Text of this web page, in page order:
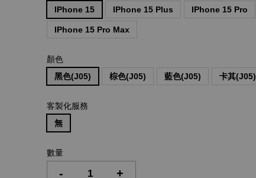
IPhone 15
IPhone 15 Plus IPhone 15 Pro
IPhone 15 Pro Max
顏色
黑色(J05)
棕色(J05) 藍色(J05) 卡其(J05)
客製化服務
無
數量
- +